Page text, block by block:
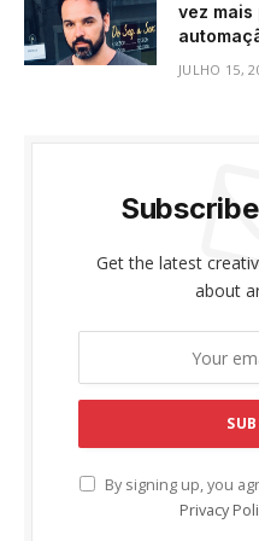
vez mais
JULHO 15,
Get the latest
about
By signing up, you
Privacy